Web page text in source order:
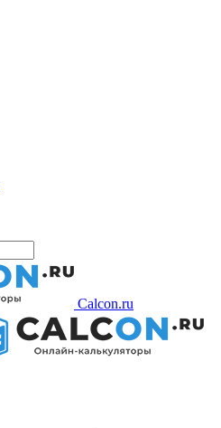
Calcon.ru